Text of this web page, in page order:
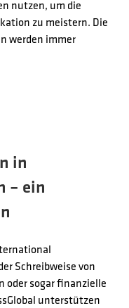
nutzen, um die
zu meistern. Die
werden immer
in
– ein
Schreibweise von
oder sogar finanzielle
unterstützen